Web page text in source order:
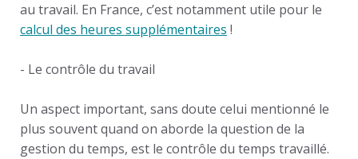
au travail. En France, c’est notamment utile pour le
calcul des heures supplémentaires !
- Le contrôle du travail
Un aspect important, sans doute celui mentionné le
plus souvent quand on aborde la question de la
gestion du temps, est le contrôle du temps travaillé.